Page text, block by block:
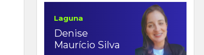
Laguna
Denise
Maurício Silva